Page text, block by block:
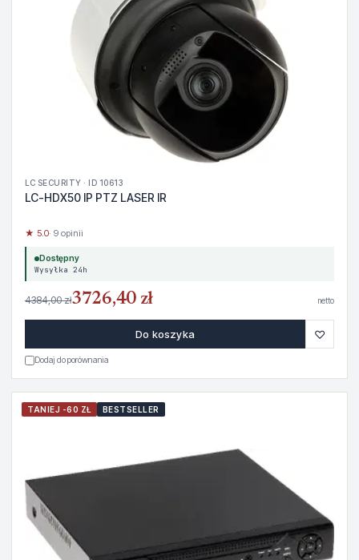
LC SECURITY · ID 10613
LC-HDX50 IP PTZ LASER IR
★ 5.0· 9 opinii
Dostępny
Wysyłka 24h
4384,00 zł3726,40 zł netto
Do koszyka ♡
Dodaj do porównania
TANIEJ -60 ZŁ BESTSELLER